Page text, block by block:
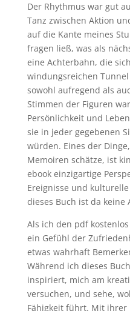
Der Rhythmus war gut
Tanz zwischen Aktion
auf die Kante meines
fragen ließ, was als
eine Achterbahn, die
windungsreichen
sowohl aufregend als
Stimmen der Figuren
Persönlichkeit und
sie in jeder gegebenen
würden. Eines der
Memoiren schätze, ist
ebook einzigartige
Ereignisse und
dieses Buch ist da keine
Als ich den pdf
ein Gefühl der
etwas wahrhaft
Während ich dieses
inspiriert, mich am
versuchen, und sehe,
Fähigkeit führt. Mit